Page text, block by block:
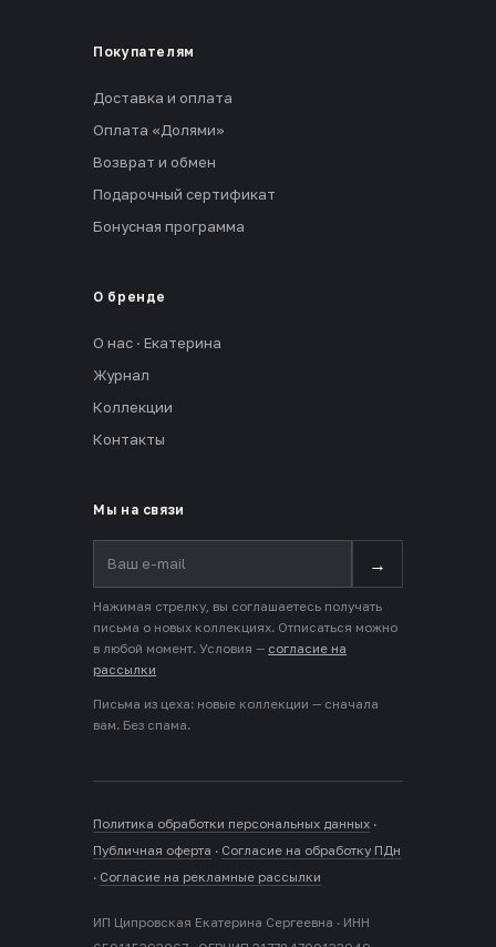
Покупателям
Доставка и оплата
Оплата «Долями»
Возврат и обмен
Подарочный сертификат
Бонусная программа
О бренде
О нас · Екатерина
Журнал
Коллекции
Контакты
Мы на связи
→
Нажимая стрелку, вы соглашаетесь получать
письма о новых коллекциях. Отписаться можно
в любой момент. Условия — согласие на
рассылки
Письма из цеха: новые коллекции — сначала
вам. Без спама.
Политика обработки персональных данных ·
Публичная оферта · Согласие на обработку ПДн
· Согласие на рекламные рассылки
ИП Ципровская Екатерина Сергеевна · ИНН